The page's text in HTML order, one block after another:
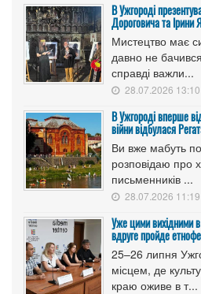
В Ужгороді
Дороговича та
Мистецтво має
давно не
справді важли...
28.07.2026 13:10
В Ужгороді вперше
війни відбулася
Ви вже мабуть
розповідаю про
письменників ...
28.07.2026 11:19
Уже цими вихідними
вдруге пройде
25–26 липня
місцем, де
краю оживе в т...